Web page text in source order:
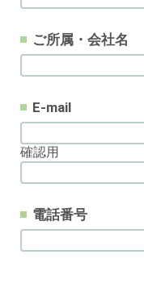
ご所属・会社名
E-mail
確認用
電話番号